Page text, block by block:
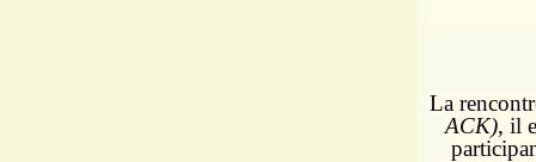
La
ACK), il